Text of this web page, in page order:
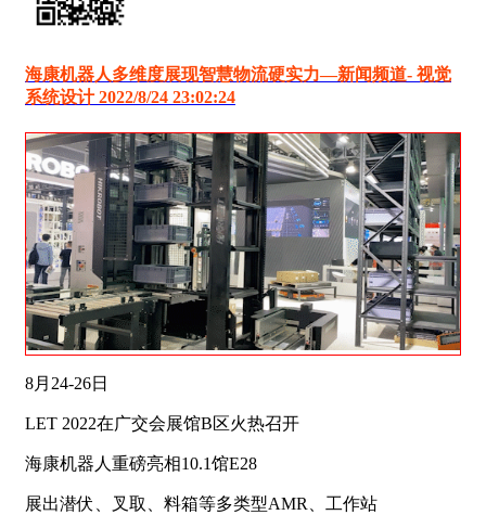
海康机器人多维度展现智慧物流硬实力―新闻频道- 视觉
系统设计 2022/8/24 23:02:24
8月24-26日
LET 2022在广交会展馆B区火热召开
海康机器人重磅亮相10.1馆E28
展出潜伏、叉取、料箱等多类型AMR、工作站